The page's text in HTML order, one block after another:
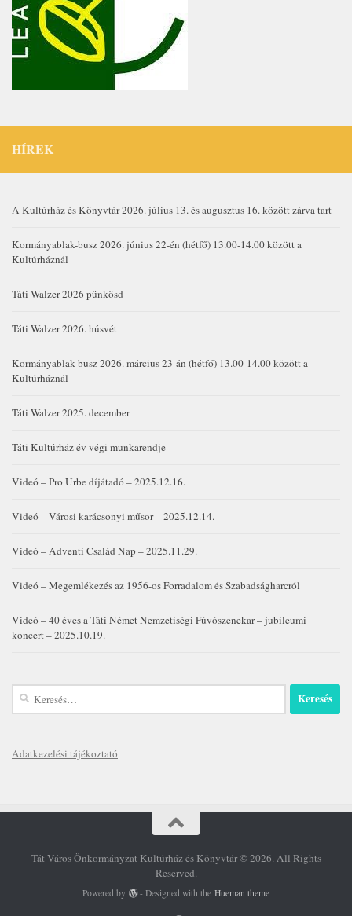
HÍREK
A Kultúrház és Könyvtár 2026. július 13. és augusztus 16. között zárva tart
Kormányablak-busz 2026. június 22-én (hétfő) 13.00-14.00 között a
Kultúrháznál
Táti Walzer 2026 pünkösd
Táti Walzer 2026. húsvét
Kormányablak-busz 2026. március 23-án (hétfő) 13.00-14.00 között a
Kultúrháznál
Táti Walzer 2025. december
Táti Kultúrház év végi munkarendje
Videó – Pro Urbe díjátadó – 2025.12.16.
Videó – Városi karácsonyi műsor – 2025.12.14.
Videó – Adventi Család Nap – 2025.11.29.
Videó – Megemlékezés az 1956-os Forradalom és Szabadságharcról
Videó – 40 éves a Táti Német Nemzetiségi Fúvószenekar – jubileumi
koncert – 2025.10.19.
Keresés:
Adatkezelési tájékoztató
Tát Város Önkormányzat Kultúrház és Könyvtár © 2026. All Rights
Reserved.
Powered by - Designed with theHueman theme